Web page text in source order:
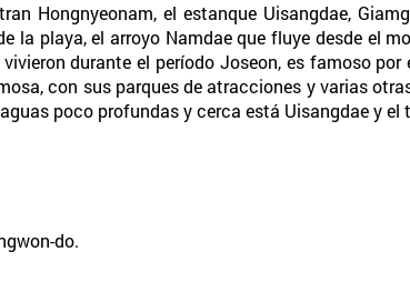
Hongnyeonam, el estanque Uisangdae,
la playa, el arroyo Namdae que fluye desde el
durante el período Joseon, es famoso
con sus parques de atracciones y varias
poco profundas y cerca está Uisangdae y el
do.